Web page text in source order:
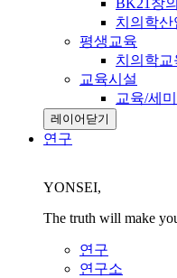
치의학
평생교육
치의학교
교육시설
교육/세
레이어닫기
연구
YONSEI,
The truth will make
연구
연구소